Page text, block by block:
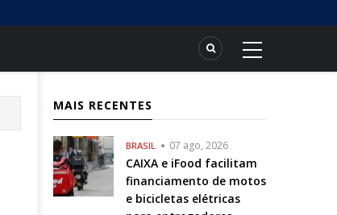
MAIS RECENTES
BRASIL 07 ago, 2026
CAIXA e iFood facilitam
financiamento de motos
e bicicletas elétricas